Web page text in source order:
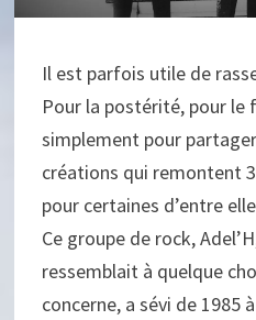
Il est parfois utile de
Pour la postérité, pour le
simplement pour
créations qui remontent
pour certaines d’entre
Ce groupe de rock,
ressemblait à quelque
concerne, a sévi de 1985